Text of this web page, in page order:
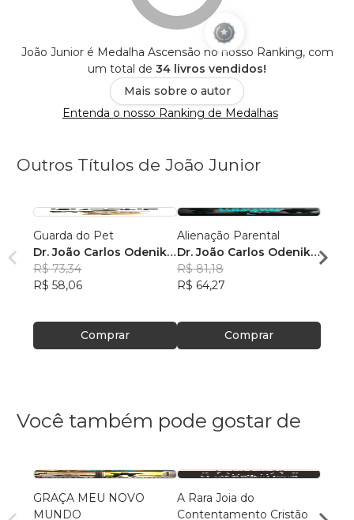
João Junior é Medalha Ascensão no nosso Ranking, com
um total de 34 livros vendidos!
Mais sobre o autor
Entenda o nosso Ranking de Medalhas
Outros Títulos de João Junior
Guarda do Pet
Dr. João Carlos Odenik
Junior
R$ 73,34
R$ 58,06
Comprar
Alienação Parental
Dr. João Carlos Odenik
Junior
R$ 81,18
R$ 64,27
Comprar
orixás
João
Você também pode gostar de
GRAÇA MEU NOVO
MUNDO
A Rara Joia do
Contentamento Cristão